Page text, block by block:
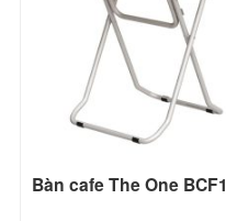
Bàn cafe The One